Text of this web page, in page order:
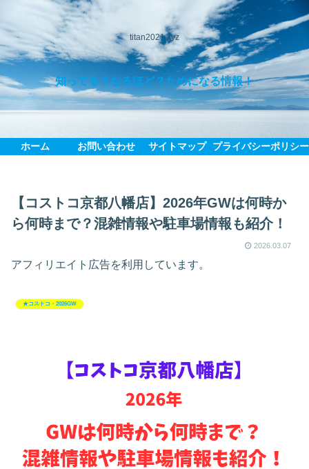
titan2021.xyz
知ってる？なるほど？ためになる情報！
ホーム お問い合わせ サイトマップ プライバシーポリシー
【コストコ京都八幡店】2026年GWは何時か
ら何時まで？混雑情報や駐車場情報も紹介！
2026.03.07
アフィリエイト広告を利用しています。
★コストコ・2026GW